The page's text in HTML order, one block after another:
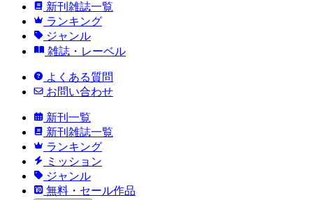
新刊雑誌一覧
ランキング
ジャンル
雑誌・レーベル
よくある質問
お問い合わせ
新刊一覧
新刊雑誌一覧
ランキング
ミッション
ジャンル
無料・セール作品